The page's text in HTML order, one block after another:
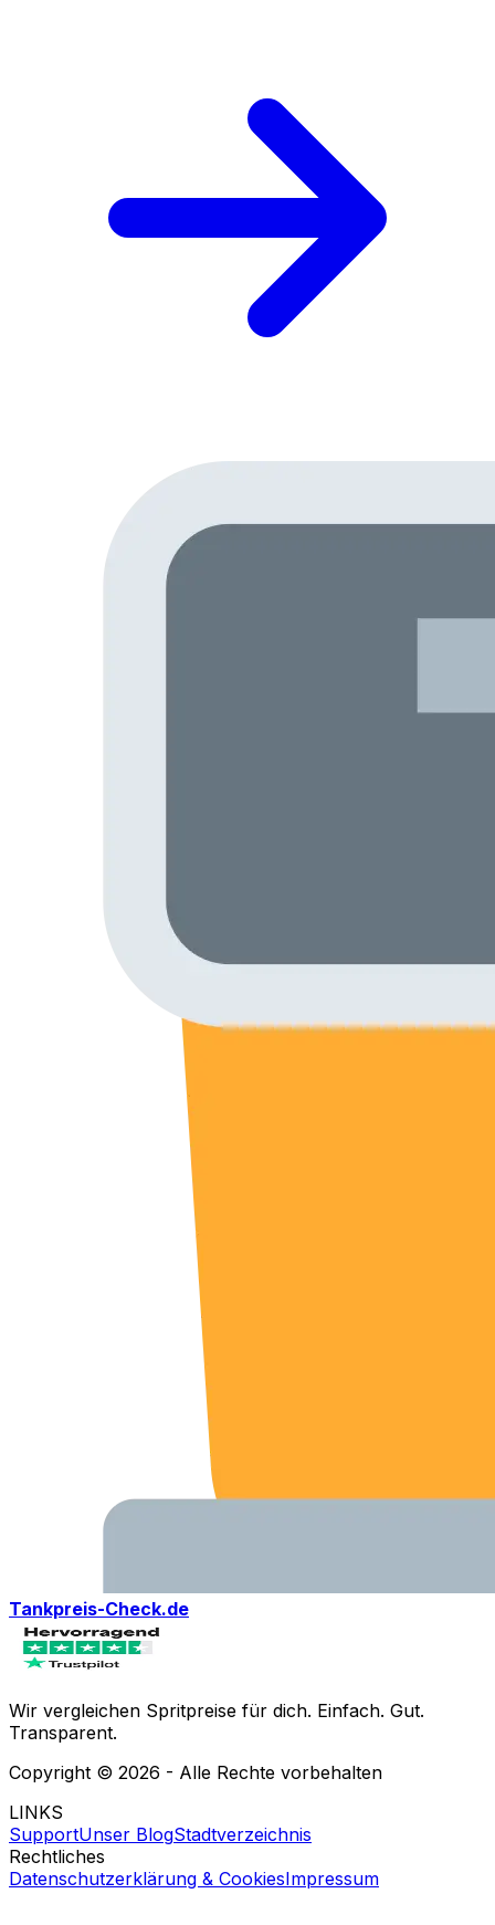
Tankpreis-Check.de
Wir vergleichen Spritpreise für dich. Einfach. Gut.
Transparent.
Copyright © 2026 - Alle Rechte vorbehalten
LINKS
SupportUnser BlogStadtverzeichnis
Rechtliches
Datenschutzerklärung & CookiesImpressum